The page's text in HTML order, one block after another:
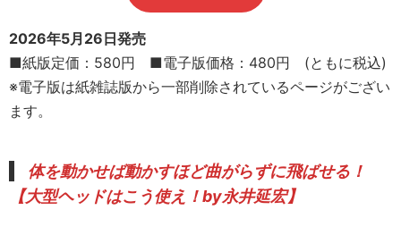
2026年5月26日発売
■紙版定価：580円 ■電子版価格：480円 (ともに税込)
※電子版は紙雑誌版から一部削除されているページがござい
ます。
体を動かせば動かすほど曲がらずに飛ばせる！
【大型ヘッドはこう使え！by永井延宏】